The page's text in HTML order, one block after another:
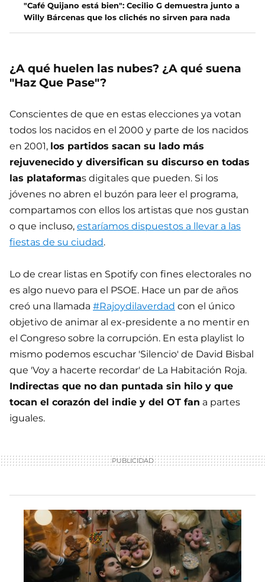
"Café Quijano está bien": Cecilio G demuestra junto a
Willy Bárcenas que los clichés no sirven para nada
¿A qué huelen las nubes? ¿A qué suena
"Haz Que Pase"?
Conscientes de que en estas elecciones ya votan
todos los nacidos en el 2000 y parte de los nacidos
en 2001, los partidos sacan su lado más
rejuvenecido y diversifican su discurso en todas
las plataformas digitales que pueden. Si los
jóvenes no abren el buzón para leer el programa,
compartamos con ellos los artistas que nos gustan
o que incluso, estaríamos dispuestos a llevar a las
fiestas de su ciudad.
Lo de crear listas en Spotify con fines electorales no
es algo nuevo para el PSOE. Hace un par de años
creó una llamada #Rajoydilaverdad con el único
objetivo de animar al ex-presidente a no mentir en
el Congreso sobre la corrupción. En esta playlist lo
mismo podemos escuchar 'Silencio' de David Bisbal
que 'Voy a hacerte recordar' de La Habitación Roja.
Indirectas que no dan puntada sin hilo y que
tocan el corazón del indie y del OT fan a partes
iguales.